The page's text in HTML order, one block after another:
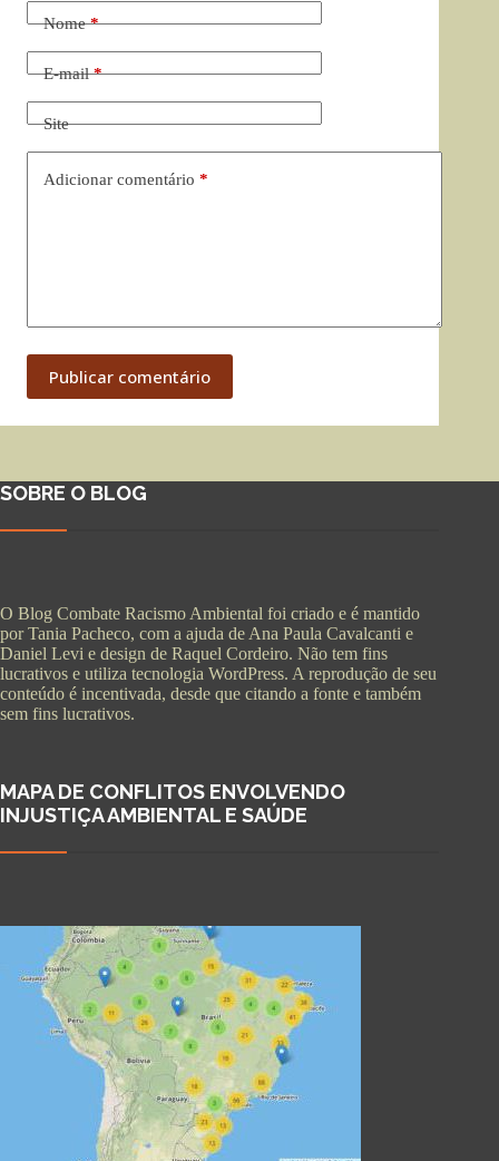
Nome*
E-mail*
Site
Adicionar comentário *
Publicar comentário
SOBRE O BLOG
O Blog Combate Racismo Ambiental foi criado e é mantido
por Tania Pacheco, com a ajuda de Ana Paula Cavalcanti e
Daniel Levi e design de Raquel Cordeiro. Não tem fins
lucrativos e utiliza tecnologia WordPress. A reprodução de seu
conteúdo é incentivada, desde que citando a fonte e também
sem fins lucrativos.
MAPA DE CONFLITOS ENVOLVENDO
INJUSTIÇA AMBIENTAL E SAÚDE